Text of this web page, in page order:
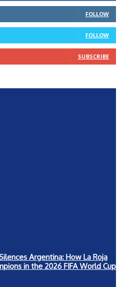
FOLLOW
FOLLOW
SUBSCRIBE
Argentina: How La Roja
in the 2026 FIFA World Cup